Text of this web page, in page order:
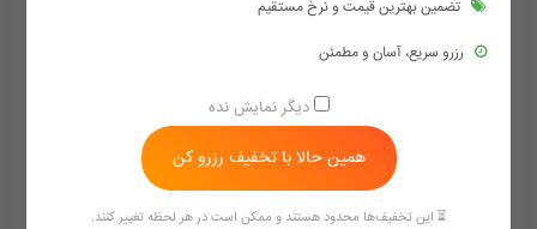
هتل آپارتمان بهروز مشهد
مشهد - خیابان امام رضا (ع) - امام رضا 5 - چهنو 3
600,000 تومان/هر شب
تضمین بهترین قیمت و نرخ مستقیم
رزرو سریع، آسان و مطمئن
دیگر نمایش نده
همین حالا با تخفیف رزرو کن
⏳ این تخفیف‌ها محدود هستند و ممکن است در هر لحظه تغییر کنند.